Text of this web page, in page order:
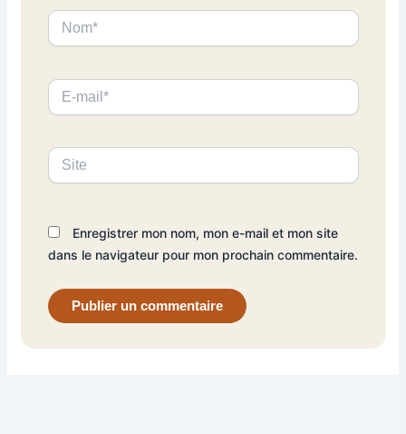
Nom*
E-
mail*
Site
Enregistrer mon nom, mon e-mail et mon site
dans le navigateur pour mon prochain commentaire.